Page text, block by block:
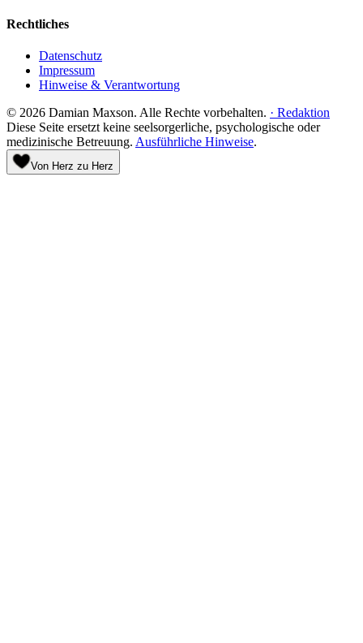
Rechtliches
Datenschutz
Impressum
Hinweise & Verantwortung
© 2026 Damian Maxson. Alle Rechte vorbehalten. · Redaktion
Diese Seite ersetzt keine seelsorgerliche, psychologische oder
medizinische Betreuung. Ausführliche Hinweise.
Von Herz zu Herz